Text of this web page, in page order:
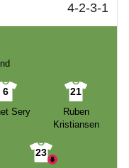
4-2-3-1
6
Sery
21
Ruben
Kristiansen
23